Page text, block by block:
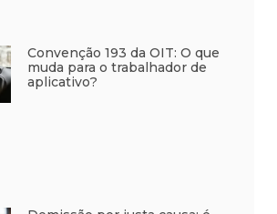
Convenção 193 da OIT: O que
muda para o trabalhador de
aplicativo?